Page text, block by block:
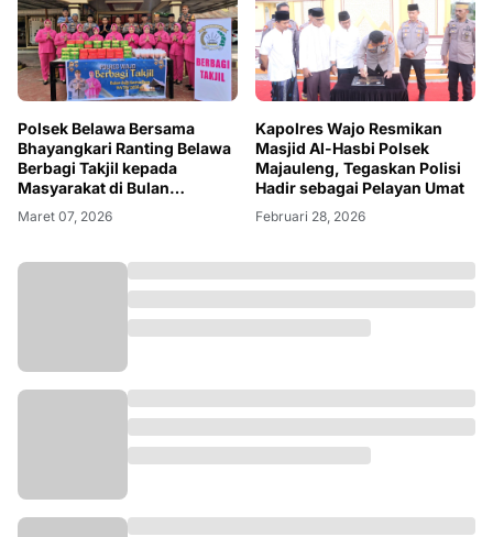
Polsek Belawa Bersama
Bhayangkari Ranting Belawa
Berbagi Takjil kepada
Masyarakat di Bulan
Ramadan
Maret 07, 2026
Kapolres Wajo Resmikan
Masjid Al-Hasbi Polsek
Majauleng, Tegaskan Polisi
Hadir sebagai Pelayan Umat
Februari 28, 2026